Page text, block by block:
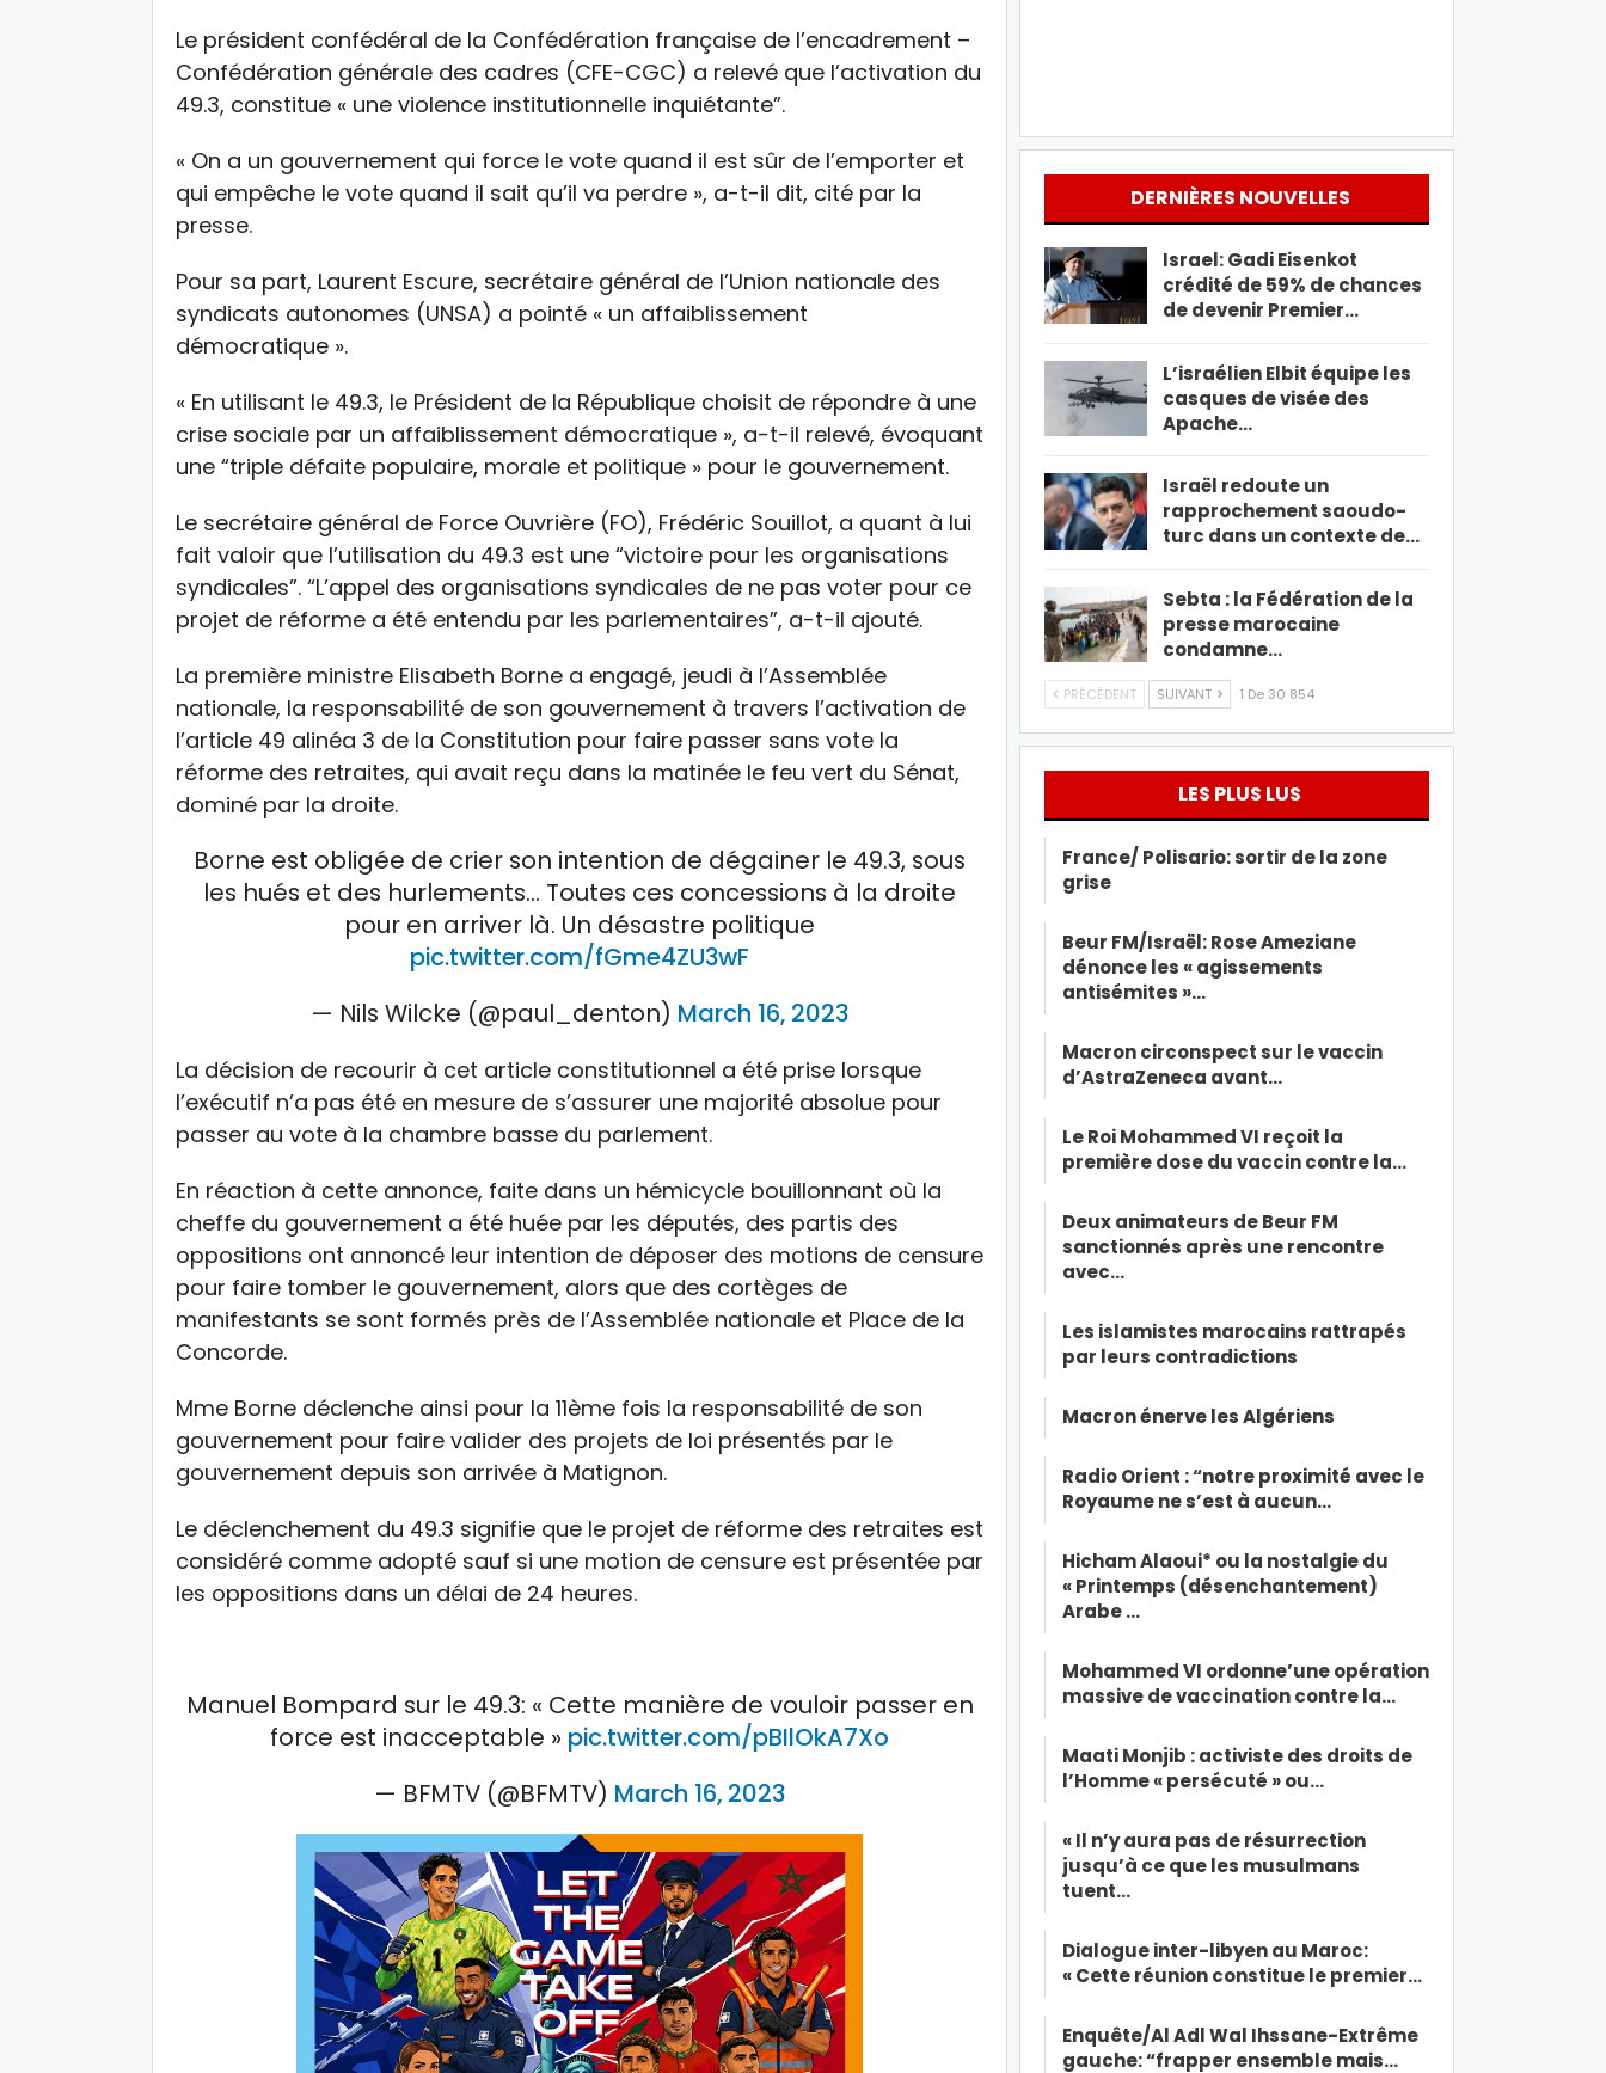
Le président confédéral de la Confédération française de l’encadrement –
Confédération générale des cadres (CFE-CGC) a relevé que l’activation du
49.3, constitue « une violence institutionnelle inquiétante”.
« On a un gouvernement qui force le vote quand il est sûr de l’emporter et
qui empêche le vote quand il sait qu’il va perdre », a-t-il dit, cité par la
presse.
Pour sa part, Laurent Escure, secrétaire général de l’Union nationale des
syndicats autonomes (UNSA) a pointé « un affaiblissement
démocratique ».
« En utilisant le 49.3, le Président de la République choisit de répondre à une
crise sociale par un affaiblissement démocratique », a-t-il relevé, évoquant
une “triple défaite populaire, morale et politique » pour le gouvernement.
Le secrétaire général de Force Ouvrière (FO), Frédéric Souillot, a quant à lui
fait valoir que l’utilisation du 49.3 est une “victoire pour les organisations
syndicales”. “L’appel des organisations syndicales de ne pas voter pour ce
projet de réforme a été entendu par les parlementaires”, a-t-il ajouté.
La première ministre Elisabeth Borne a engagé, jeudi à l’Assemblée
nationale, la responsabilité de son gouvernement à travers l’activation de
l’article 49 alinéa 3 de la Constitution pour faire passer sans vote la
réforme des retraites, qui avait reçu dans la matinée le feu vert du Sénat,
dominé par la droite.
Borne est obligée de crier son intention de dégainer le 49.3, sous
les hués et des hurlements… Toutes ces concessions à la droite
pour en arriver là. Un désastre politique
pic.twitter.com/fGme4ZU3wF
— Nils Wilcke (@paul_denton) March 16, 2023
La décision de recourir à cet article constitutionnel a été prise lorsque
l’exécutif n’a pas été en mesure de s’assurer une majorité absolue pour
passer au vote à la chambre basse du parlement.
En réaction à cette annonce, faite dans un hémicycle bouillonnant où la
cheffe du gouvernement a été huée par les députés, des partis des
oppositions ont annoncé leur intention de déposer des motions de censure
pour faire tomber le gouvernement, alors que des cortèges de
manifestants se sont formés près de l’Assemblée nationale et Place de la
Concorde.
Mme Borne déclenche ainsi pour la 11ème fois la responsabilité de son
gouvernement pour faire valider des projets de loi présentés par le
gouvernement depuis son arrivée à Matignon.
Le déclenchement du 49.3 signifie que le projet de réforme des retraites est
considéré comme adopté sauf si une motion de censure est présentée par
les oppositions dans un délai de 24 heures.
Manuel Bompard sur le 49.3: « Cette manière de vouloir passer en
force est inacceptable » pic.twitter.com/pBIlOkA7Xo
— BFMTV (@BFMTV) March 16, 2023
DERNIÈRES NOUVELLES
Israel: Gadi Eisenkot
crédité de 59% de chances
de devenir Premier…
L’israélien Elbit équipe les
casques de visée des
Apache…
Israël redoute un
rapprochement saoudo-
turc dans un contexte de…
Sebta : la Fédération de la
presse marocaine
condamne…
PRÉCÉDENT SUIVANT 1 De 30 854
LES PLUS LUS
France/ Polisario: sortir de la zone
grise
Beur FM/Israël: Rose Ameziane
dénonce les « agissements
antisémites »…
Macron circonspect sur le vaccin
d’AstraZeneca avant…
Le Roi Mohammed VI reçoit la
première dose du vaccin contre la…
Deux animateurs de Beur FM
sanctionnés après une rencontre
avec…
Les islamistes marocains rattrapés
par leurs contradictions
Macron énerve les Algériens
Radio Orient : “notre proximité avec le
Royaume ne s’est à aucun…
Hicham Alaoui* ou la nostalgie du
« Printemps (désenchantement)
Arabe …
Mohammed VI ordonne’une opération
massive de vaccination contre la…
Maati Monjib : activiste des droits de
l’Homme « persécuté » ou…
« Il n’y aura pas de résurrection
jusqu’à ce que les musulmans
tuent…
Dialogue inter-libyen au Maroc:
« Cette réunion constitue le premier…
Enquête/Al Adl Wal Ihssane-Extrême
gauche: “frapper ensemble mais…